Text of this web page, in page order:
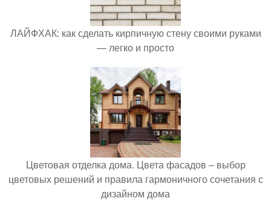
ЛАЙФХАК: как сделать кирпичную стену своими руками
— легко и просто
Цветовая отделка дома. Цвета фасадов – выбор
цветовых решений и правила гармоничного сочетания с
дизайном дома